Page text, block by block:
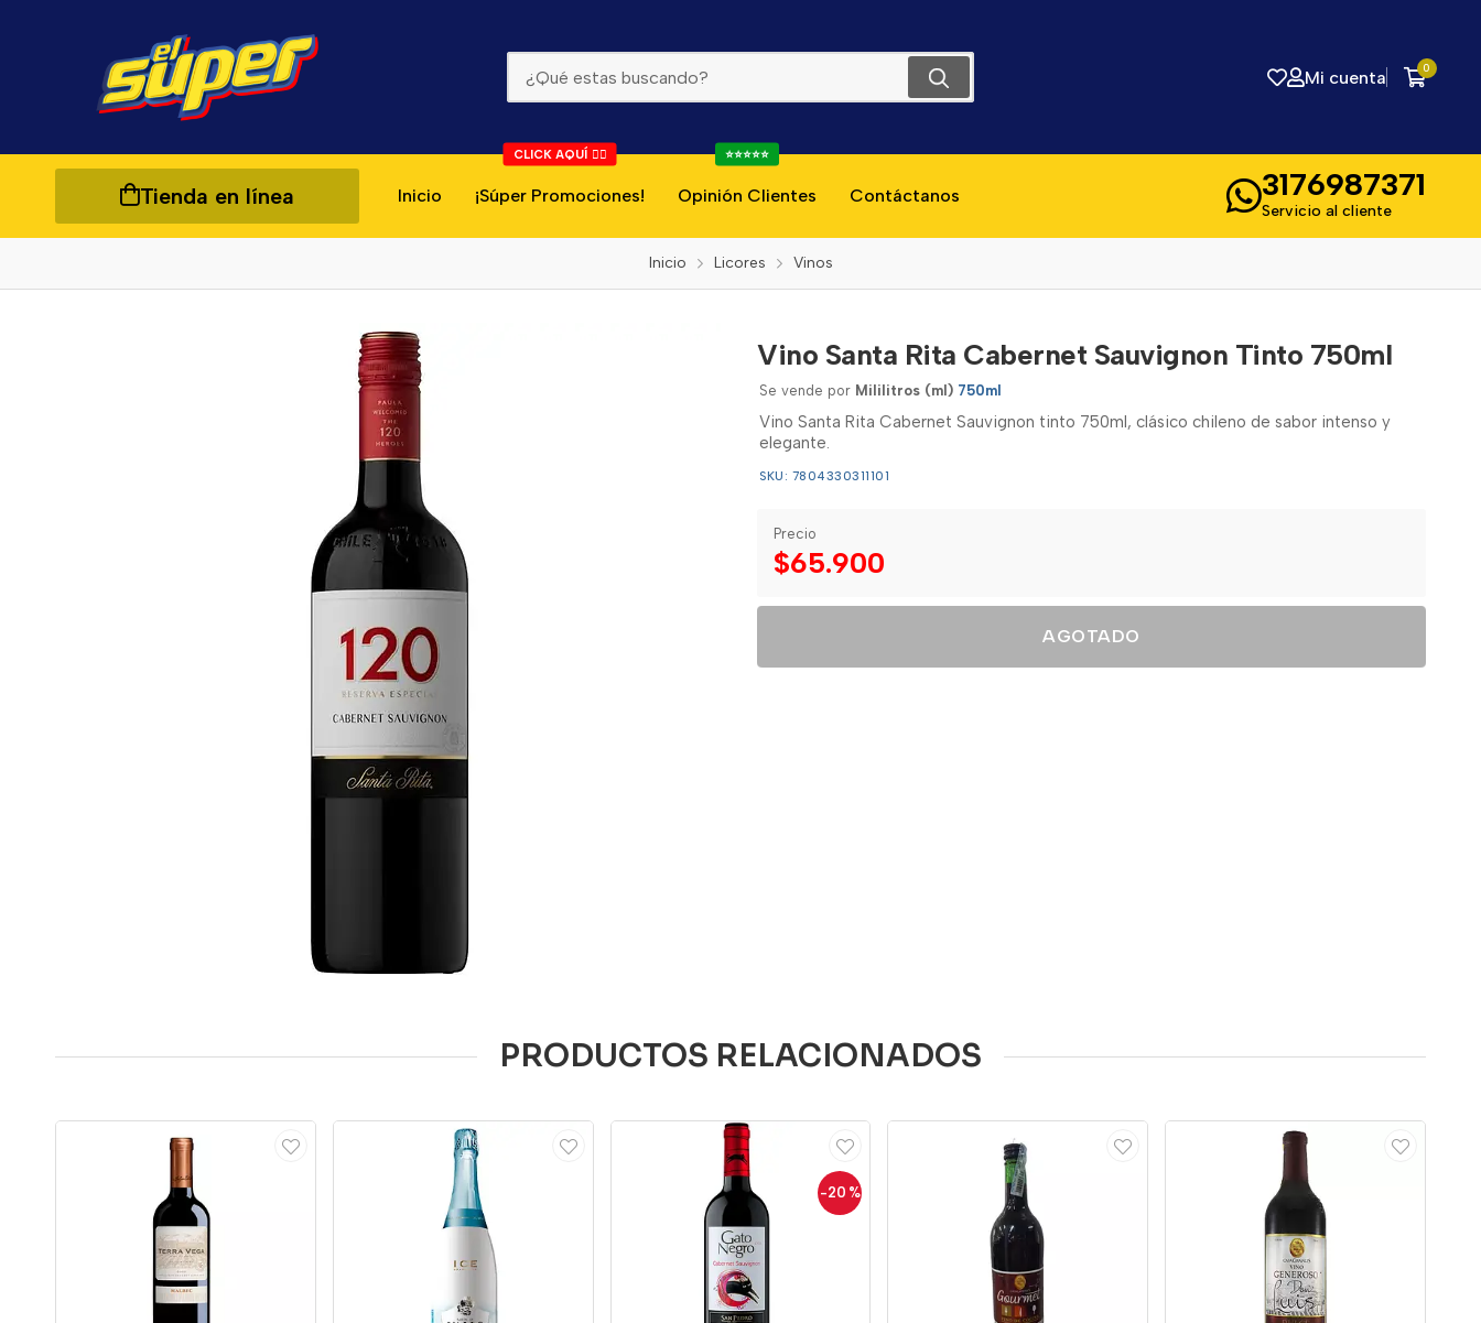
Mi cuenta 0
Tienda en línea Inicio ¡Súper Promociones!
CLICK AQUÍ 👇🏻
Opinión Clientes
⭐⭐⭐⭐⭐
Contáctanos 3176987371
Servicio al cliente
Inicio Licores Vinos
Vino Santa Rita Cabernet Sauvignon Tinto 750ml
Se vende por Mililitros (ml) 750ml
Vino Santa Rita Cabernet Sauvignon tinto 750ml, clásico chileno de sabor intenso y
elegante.
SKU: 7804330311101
Precio
$65.900
AGOTADO
PRODUCTOS RELACIONADOS
-20 %